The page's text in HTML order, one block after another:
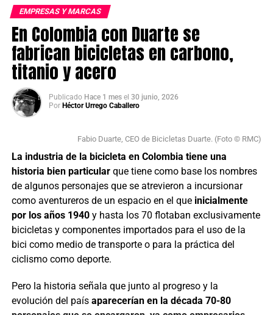
argentina o escalan los pasos andinos de Farellones en
Santiago. Donde el terreno no perdona y la altitud asfixia,
este dispositivo se convierte en el guardián de la
concentración absoluta.
El sello del World Tour: tecnología asiática en
la élite mundial
con opciones de entrada, el mercado global dio un vuelco
definitivo.Magene se convirtió en Technology Partner
oficial del XDS Astana Team para la temporada 2026,
equipando al equipo kazajo con cuatro productos clave: el
rodillo inteligente T500, la luz radar trasera L508, la banda
de frecuencia cardíaca H613 y el ciclocomputadorC606
Pro—el mismo modelo, con la misma tecnología, que
puedes montar en tu manillar.
Higuita y Harold Tejada, ambos corredores del XDS
Astana, disputan actualmente el Tour de Francia 2026
EMPRESAS Y MARCAS
En Colombia con Duarte se
fabrican bicicletas en carbono,
titanio y acero
Publicado Hace 1 mes el 30 junio, 2026
Por Héctor Urrego Caballero
Fabio Duarte, CEO de Bicicletas Duarte. (Foto © RMC)
La industria de la bicicleta en Colombia tiene una
historia bien particular que tiene como base los nombres
de algunos personajes que se atrevieron a incursionar
como aventureros de un espacio en el queinicialmente
por los años 1940y hasta los 70 flotaban exclusivamente
bicicletas y componentes importados para el uso de la
bici como medio de transporte o para la práctica del
ciclismo como deporte.
Pero la historia señala que junto al progreso y la
evolución del país aparecerían en la década 70-80